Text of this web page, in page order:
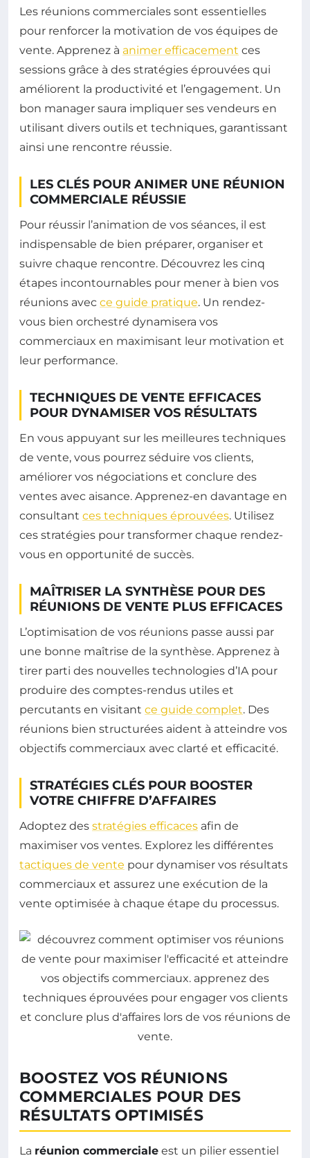
Les réunions commerciales sont essentielles
pour renforcer la motivation de vos équipes de
vente. Apprenez à animer efficacement ces
sessions grâce à des stratégies éprouvées qui
améliorent la productivité et l’engagement. Un
bon manager saura impliquer ses vendeurs en
utilisant divers outils et techniques, garantissant
ainsi une rencontre réussie.
LES CLÉS POUR ANIMER UNE RÉUNION
COMMERCIALE RÉUSSIE
Pour réussir l’animation de vos séances, il est
indispensable de bien préparer, organiser et
suivre chaque rencontre. Découvrez les cinq
étapes incontournables pour mener à bien vos
réunions avec ce guide pratique. Un rendez-
vous bien orchestré dynamisera vos
commerciaux en maximisant leur motivation et
leur performance.
TECHNIQUES DE VENTE EFFICACES
POUR DYNAMISER VOS RÉSULTATS
En vous appuyant sur les meilleures techniques
de vente, vous pourrez séduire vos clients,
améliorer vos négociations et conclure des
ventes avec aisance. Apprenez-en davantage en
consultant ces techniques éprouvées. Utilisez
ces stratégies pour transformer chaque rendez-
vous en opportunité de succès.
MAÎTRISER LA SYNTHÈSE POUR DES
RÉUNIONS DE VENTE PLUS EFFICACES
L’optimisation de vos réunions passe aussi par
une bonne maîtrise de la synthèse. Apprenez à
tirer parti des nouvelles technologies d’IA pour
produire des comptes-rendus utiles et
percutants en visitant ce guide complet. Des
réunions bien structurées aident à atteindre vos
objectifs commerciaux avec clarté et efficacité.
STRATÉGIES CLÉS POUR BOOSTER
VOTRE CHIFFRE D’AFFAIRES
Adoptez des stratégies efficaces afin de
maximiser vos ventes. Explorez les différentes
tactiques de vente pour dynamiser vos résultats
commerciaux et assurez une exécution de la
vente optimisée à chaque étape du processus.
BOOSTEZ VOS RÉUNIONS
COMMERCIALES POUR DES
RÉSULTATS OPTIMISÉS
La réunion commerciale est un pilier essentiel